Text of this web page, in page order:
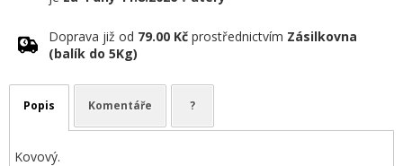
Doprava již od 79.00 Kč prostřednictvím Zásilkovna
(balík do 5Kg)
Popis Komentáře ?
Kovový.